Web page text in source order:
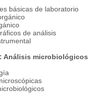
básicas de laboratorio
de análisis
Análisis microbiológicos